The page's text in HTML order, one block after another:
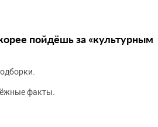
пойдёшь за «культурным
факты.